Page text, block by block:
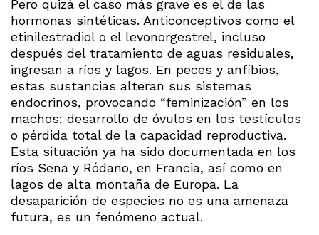
Pero quizá el caso más grave es el de las
hormonas sintéticas. Anticonceptivos como el
etinilestradiol o el levonorgestrel, incluso
después del tratamiento de aguas residuales,
ingresan a ríos y lagos. En peces y anfibios,
estas sustancias alteran sus sistemas
endocrinos, provocando “feminización” en los
machos: desarrollo de óvulos en los testículos
o pérdida total de la capacidad reproductiva.
Esta situación ya ha sido documentada en los
ríos Sena y Ródano, en Francia, así como en
lagos de alta montaña de Europa. La
desaparición de especies no es una amenaza
futura, es un fenómeno actual.